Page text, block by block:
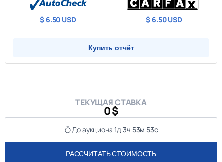
$ 6.50 USD $ 6.50 USD
Купить отчёт
ТЕКУЩАЯ СТАВКА
0 $
До аукциона 1д 3ч 53м 53с
РАССЧИТАТЬ СТОИМОСТЬ